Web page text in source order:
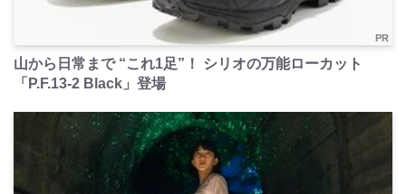
PR
山から日常まで “これ1足”！ シリオの万能ローカット
「P.F.13-2 Black」登場